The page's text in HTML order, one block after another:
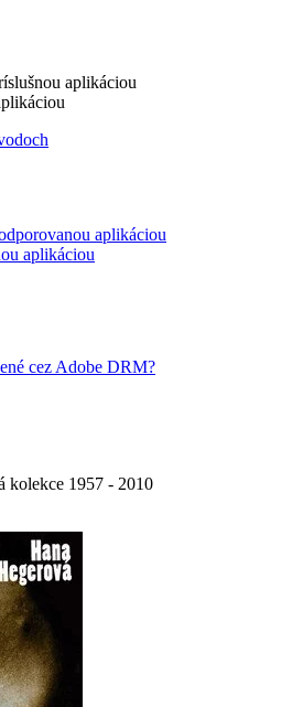
aplikáciou
aplikáciou
aplikáciou
cez Adobe DRM?
kolekce 1957 - 2010